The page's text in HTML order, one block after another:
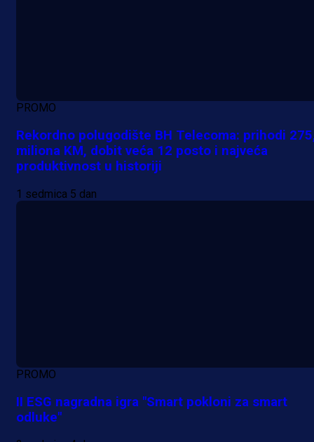
PROMO
Rekordno polugodište BH Telecoma: prihodi
miliona KM, dobit veća 12 posto i najveća
produktivnost u historiji
1 sedmica 5 dan
PROMO
II ESG nagradna igra "Smart pokloni za smart
odluke"